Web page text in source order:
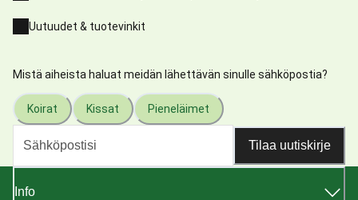
Uutuudet & tuotevinkit
Mistä aiheista haluat meidän lähettävän sinulle sähköpostia?
Koirat Kissat Pieneläimet
Tilaa uutiskirje
Info